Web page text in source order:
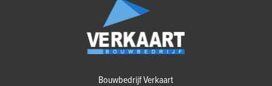
Bouwbedrijf Verkaart